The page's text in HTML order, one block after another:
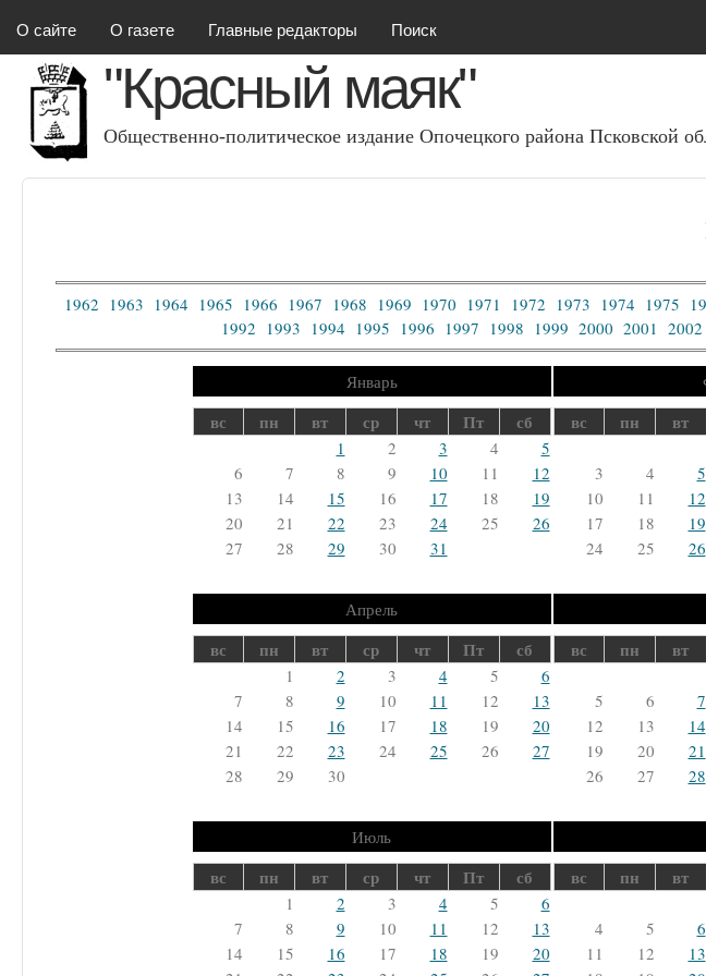
О сайте О газете Главные редакторы Поиск
"Красный маяк"
Общественно-политическое издание Опочецкого района Псковcкой
1962 1963 1964 1965 1966 1967 1968 1969 1970 1971 1972 1973 1974 1975
1992 1993 1994 1995 1996 1997 1998 1999 2000 2001 2002
Январь
вс пн вт ср чт Пт сб
1 2 3 4
5
6
7 8 9 10 11
12
13
14 15 16 17 18
19
20
21 22 23 24 25
26
27
28 29 30 31
вс пн вт
3
4 5
10
11 12
17
18 19
24
25 26
Апрель
вс пн вт ср чт Пт сб
1 2 3 4 5
6
7
8 9 10 11 12
13
14
15 16 17 18 19
20
21
22 23 24 25 26
27
28
29 30
вс пн вт
5
6 7
12
13 14
19
20 21
26
27 28
Июль
вс пн вт ср чт Пт сб
1 2 3 4 5
6
7
8 9 10 11 12
13
14
15 16 17 18 19
20
вс пн вт
4
5 6
11
12 13